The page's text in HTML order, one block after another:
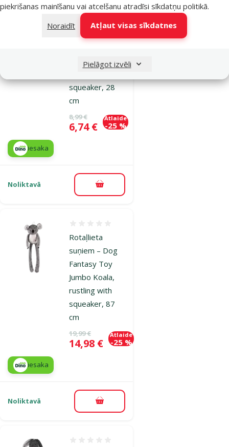
piekrišanas mainīšanu vai atcelšanu atradīsi sīkdatņu politikā.
Noraidīt
Atļaut visas sīkdatnes
Pielāgot izvēli
Rotaļlieta
suņiem – Dog
Jungle
squeaker, 28
cm
Atsauksmes 0%
Oriģinālā cena
8,99 €
Cena
6,74 €
Atlaide
-25 %
iesaka
Noliktavā Pievienot grozam
Rotaļlieta
suņiem – Dog
Fantasy Toy
Jumbo Koala,
rustling with
squeaker, 87
cm
Oriģinālā cena
19,99 €
Cena
14,98 €
Atlaide
-25 %
iesaka
Noliktavā Pievienot grozam